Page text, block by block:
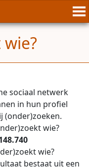
sociaal netwerk
in hun profiel
(onder)zoeken.
wie?
wie?
bestaat uit een